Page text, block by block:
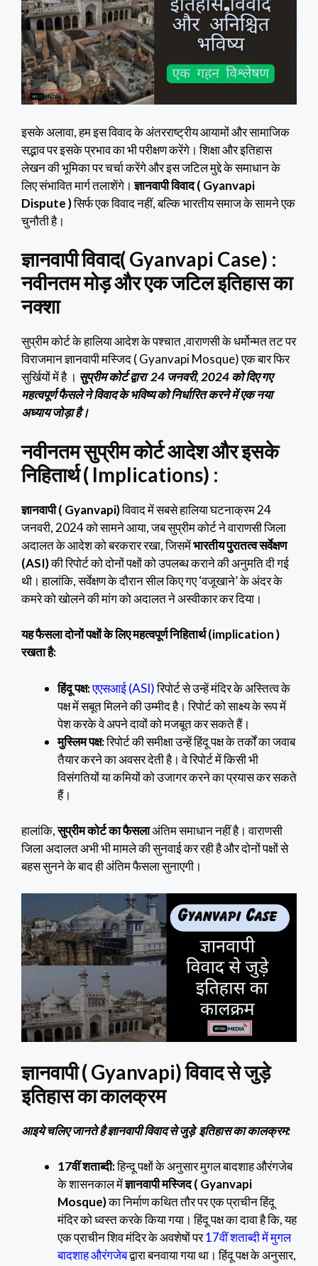
इसके अलावा, हम इस विवाद के अंतरराष्ट्रीय आयामों और सामाजिक
सद्भाव पर इसके प्रभाव का भी परीक्षण करेंगे। शिक्षा और इतिहास
लेखन की भूमिका पर चर्चा करेंगे और इस जटिल मुद्दे के समाधान के
लिए संभावित मार्ग तलाशेंगे।ज्ञानवापी विवाद ( Gyanvapi
Dispute )सिर्फ एक विवाद नहीं, बल्कि भारतीय समाज के सामने एक
चुनौती है।
ज्ञानवापी विवाद( Gyanvapi Case) :
नवीनतम मोड़ और एक जटिल इतिहास का
नक्शा
सुप्रीम कोर्ट के हालिया आदेश के पश्चात ,वाराणसी के धर्मोन्मत तट पर
विराजमान ज्ञानवापी मस्जिद ( Gyanvapi Mosque) एक बार फिर
सुर्खियों में है । सुप्रीम कोर्ट द्वारा 24 जनवरी, 2024 को दिए गए
महत्वपूर्ण फैसले ने विवाद के भविष्य को निर्धारित करने में एक नया
अध्याय जोड़ा है।
नवीनतम सुप्रीम कोर्ट आदेश और इसके
निहितार्थ ( Implications) :
ज्ञानवापी ( Gyanvapi)विवाद में सबसे हालिया घटनाक्रम 24
जनवरी, 2024 को सामने आया, जब सुप्रीम कोर्ट ने वाराणसी जिला
अदालत के आदेश को बरकरार रखा, जिसमेंभारतीय पुरातत्व सर्वेक्षण
(ASI)की रिपोर्ट को दोनों पक्षों को उपलब्ध कराने की अनुमति दी गई
थी। हालांकि, सर्वेक्षण के दौरान सील किए गए ‘वजूखाने’ के अंदर के
कमरे को खोलने की मांग को अदालत ने अस्वीकार कर दिया।
यह फैसला दोनों पक्षों के लिए महत्वपूर्ण निहितार्थ (implication )
रखता है:
हिंदू पक्ष:एएसआई (ASI)रिपोर्ट से उन्हें मंदिर के अस्तित्व के
पक्ष में सबूत मिलने की उम्मीद है। रिपोर्ट को साक्ष्य के रूप में
पेश करके वे अपने दावों को मजबूत कर सकते हैं।
मुस्लिम पक्ष:रिपोर्ट की समीक्षा उन्हें हिंदू पक्ष के तर्कों का जवाब
तैयार करने का अवसर देती है। वे रिपोर्ट में किसी भी
विसंगतियों या कमियों को उजागर करने का प्रयास कर सकते
हैं।
हालांकि,सुप्रीम कोर्ट का फैसलाअंतिम समाधान नहीं है। वाराणसी
जिला अदालत अभी भी मामले की सुनवाई कर रही है और दोनों पक्षों से
बहस सुनने के बाद ही अंतिम फैसला सुनाएगी।
ज्ञानवापी ( Gyanvapi) विवाद से जुड़े
इतिहास का कालक्रम
आइये चलिए जानते है ज्ञानवापी विवाद से जुड़े इतिहास का कालक्रम:
17वीं शताब्दी:हिन्दू पक्षों के अनुसार मुगल बादशाह औरंगजेब
के शासनकाल मेंज्ञानवापी मस्जिद ( Gyanvapi
Mosque)का निर्माण कथित तौर पर एक प्राचीन हिंदू
मंदिर को ध्वस्त करके किया गया। हिंदू पक्ष का दावा है कि, यह
एक प्राचीन शिव मंदिर के अवशेषों पर17वीं शताब्दी में मुगल
बादशाह औरंगजेबद्वारा बनवाया गया था। हिंदू पक्ष के अनुसार,